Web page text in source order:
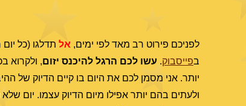
לפניכם פירוט רב מאד לפי ימים, אל תדלגו (כל יום
בפייסבוק. עשו לכם הרגל להיכנס יזום, ולקרוא
יותר. אני מסמן לכם את היום בו קיים הדיוק של
ולעתים בהם יותר אפילו מיום הדיוק עצמו. יום